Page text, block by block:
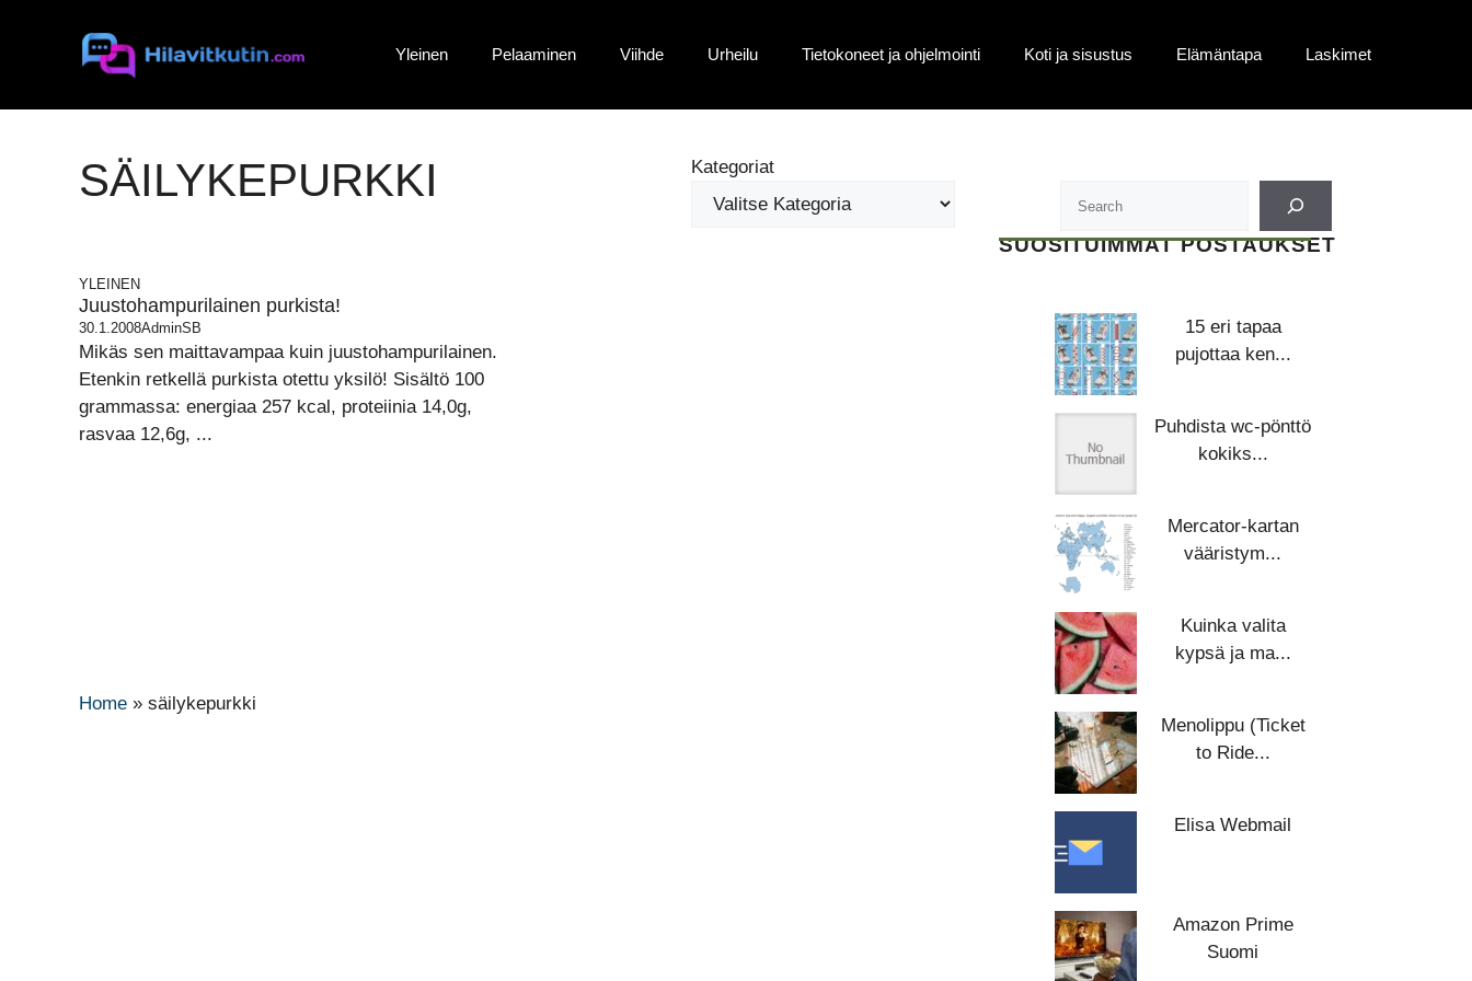
Yleinen Pelaaminen Viihde Urheilu Tietokoneet ja ohjelmointi Koti ja sisustus Elämäntapa Laskimet
SÄILYKEPURKKI Kategoriat
YLEINEN
Juustohampurilainen purkista!
30.1.2008AdminSB
Mikäs sen maittavampaa kuin juustohampurilainen.
Etenkin retkellä purkista otettu yksilö! Sisältö 100
grammassa: energiaa 257 kcal, proteiinia 14,0g,
rasvaa 12,6g, ...
Home » säilykepurkki
SUOSITUIMMAT POSTAUKSET
15 eri tapaa
pujottaa ken...
Puhdista wc-pönttö
kokiks...
Mercator-kartan
vääristym...
Kuinka valita
kypsä ja ma...
Menolippu (Ticket
to Ride...
Elisa Webmail
Amazon Prime
Suomi